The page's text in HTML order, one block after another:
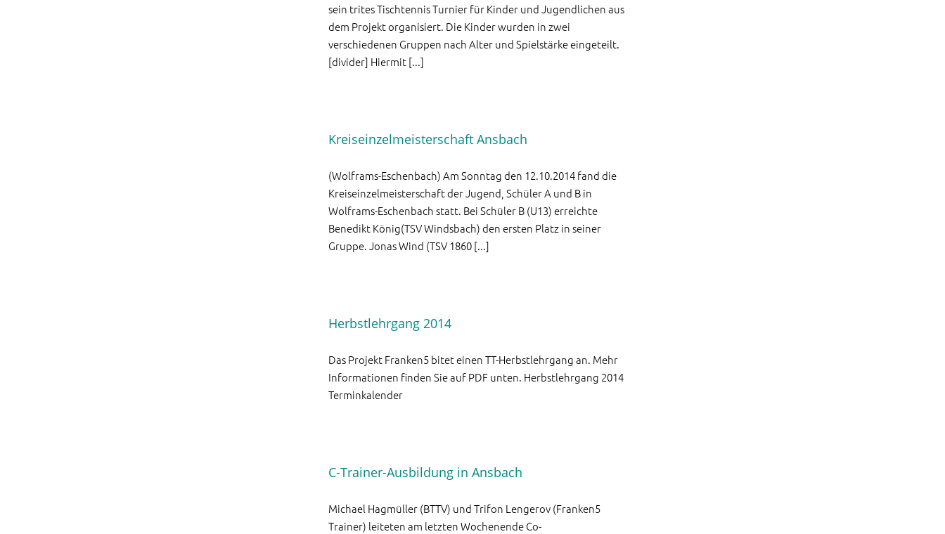
sein trites Tischtennis Turnier für Kinder und Jugendlichen aus
dem Projekt organisiert. Die Kinder wurden in zwei
verschiedenen Gruppen nach Alter und Spielstärke eingeteilt.
[divider] Hiermit [...]
Kreiseinzelmeisterschaft Ansbach
(Wolframs-Eschenbach) Am Sonntag den 12.10.2014 fand die
Kreiseinzelmeisterschaft der Jugend, Schüler A und B in
Wolframs-Eschenbach statt. Bei Schüler B (U13) erreichte
Benedikt König(TSV Windsbach) den ersten Platz in seiner
Gruppe. Jonas Wind (TSV 1860 [...]
Herbstlehrgang 2014
Das Projekt Franken5 bitet einen TT-Herbstlehrgang an. Mehr
Informationen finden Sie auf PDF unten. Herbstlehrgang 2014
Terminkalender
C-Trainer-Ausbildung in Ansbach
Michael Hagmüller (BTTV) und Trifon Lengerov (Franken5
Trainer) leiteten am letzten Wochenende Co-